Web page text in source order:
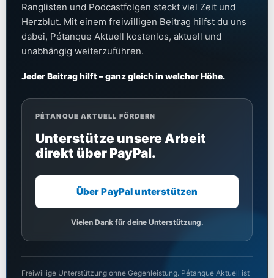
Ranglisten und Podcastfolgen steckt viel Zeit und
Herzblut. Mit einem freiwilligen Beitrag hilfst du uns
dabei, Pétanque Aktuell kostenlos, aktuell und
unabhängig weiterzuführen.
Jeder Beitrag hilft – ganz gleich in welcher Höhe.
PÉTANQUE AKTUELL FÖRDERN
Unterstütze unsere Arbeit
direkt über PayPal.
Über PayPal unterstützen
Vielen Dank für deine Unterstützung.
Freiwillige Unterstützung ohne Gegenleistung. Pétanque Aktuell ist